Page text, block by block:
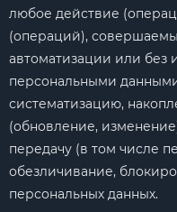
любое действие
(операций),
автоматизации или без
персональными
систематизацию,
(обновление,
передачу (в том числе
обезличивание,
персональных данных.